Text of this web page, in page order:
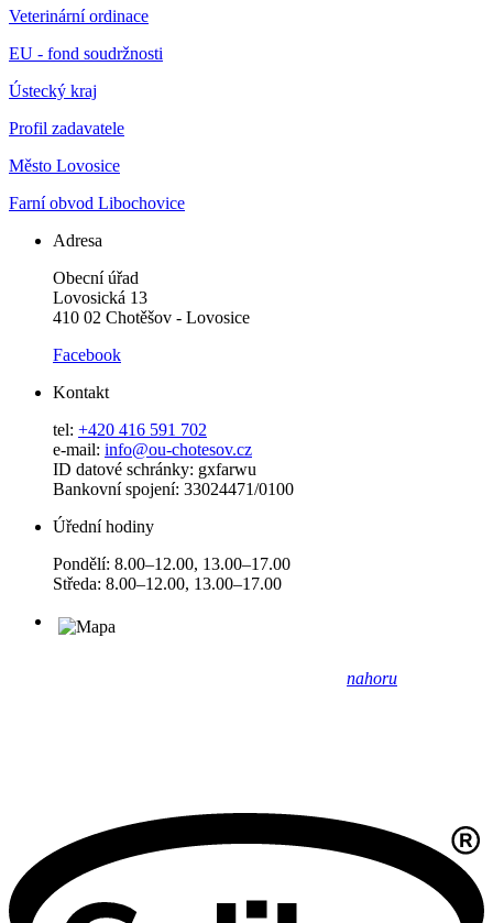
Veterinární ordinace
EU - fond soudržnosti
Ústecký kraj
Profil zadavatele
Město Lovosice
Farní obvod Libochovice
Adresa
Obecní úřad
Lovosická 13
410 02 Chotěšov - Lovosice
Facebook
Kontakt
tel: +420 416 591 702
e-mail: info@ou-chotesov.cz
ID datové schránky: gxfarwu
Bankovní spojení: 33024471/0100
Úřední hodiny
Pondělí: 8.00–12.00, 13.00–17.00
Středa: 8.00–12.00, 13.00–17.00
nahoru